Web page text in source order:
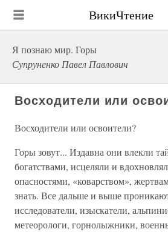
ВикиЧтение
Я познаю мир. Горы
Супруненко Павел Павлович
Восходители или
Восходители или освоители?
Горы зовут... Издавна они влекли
богатствами, исцеляли и
опасностями, «коварством»,
знать. Все дальше и выше
исследователи, изыскатели,
метеорологи, горнолыжники,